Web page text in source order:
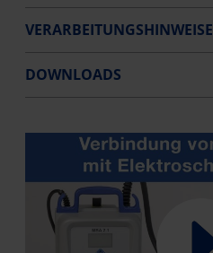
VERARBEITUNGSHINWEISE
DOWNLOADS